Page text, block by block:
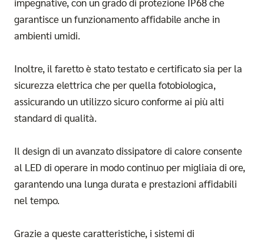
garantisce un funzionamento affidabile anche in
ambienti umidi.
Inoltre, il faretto è stato testato e certificato sia per la
sicurezza elettrica che per quella fotobiologica,
assicurando un utilizzo sicuro conforme ai più alti
standard di qualità.
Il design di un avanzato dissipatore di calore consente
al LED di operare in modo continuo per migliaia di ore,
garantendo una lunga durata e prestazioni affidabili
nel tempo.
Grazie a queste caratteristiche, i sistemi di